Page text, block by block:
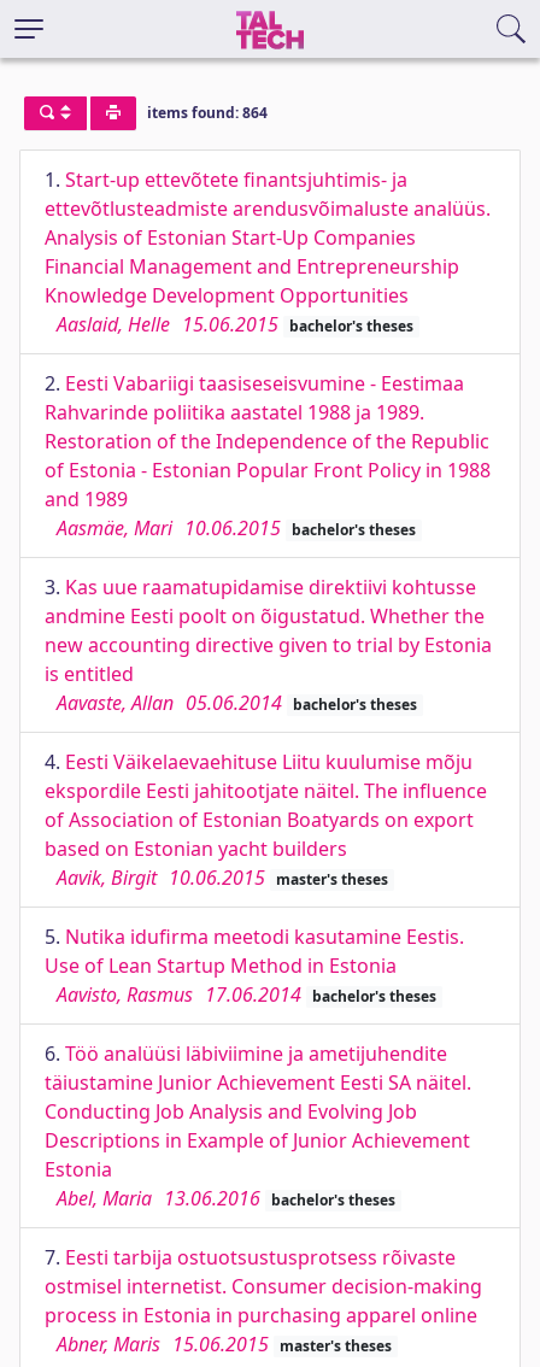
items found: 864
1. Start-up ettevõtete finantsjuhtimis- ja
ettevõtlusteadmiste arendusvõimaluste analüüs.
Analysis of Estonian Start-Up Companies
Financial Management and Entrepreneurship
Knowledge Development Opportunities
Aaslaid, Helle 15.06.2015 bachelor's theses
2. Eesti Vabariigi taasiseseisvumine - Eestimaa
Rahvarinde poliitika aastatel 1988 ja 1989.
Restoration of the Independence of the Republic
of Estonia - Estonian Popular Front Policy in 1988
and 1989
Aasmäe, Mari 10.06.2015 bachelor's theses
3. Kas uue raamatupidamise direktiivi kohtusse
andmine Eesti poolt on õigustatud. Whether the
new accounting directive given to trial by Estonia
is entitled
Aavaste, Allan 05.06.2014 bachelor's theses
4. Eesti Väikelaevaehituse Liitu kuulumise mõju
ekspordile Eesti jahitootjate näitel. The influence
of Association of Estonian Boatyards on export
based on Estonian yacht builders
Aavik, Birgit 10.06.2015 master's theses
5. Nutika idufirma meetodi kasutamine Eestis.
Use of Lean Startup Method in Estonia
Aavisto, Rasmus 17.06.2014 bachelor's theses
6. Töö analüüsi läbiviimine ja ametijuhendite
täiustamine Junior Achievement Eesti SA näitel.
Conducting Job Analysis and Evolving Job
Descriptions in Example of Junior Achievement
Estonia
Abel, Maria 13.06.2016 bachelor's theses
7. Eesti tarbija ostuotsustusprotsess rõivaste
ostmisel internetist. Consumer decision-making
process in Estonia in purchasing apparel online
Abner, Maris 15.06.2015 master's theses